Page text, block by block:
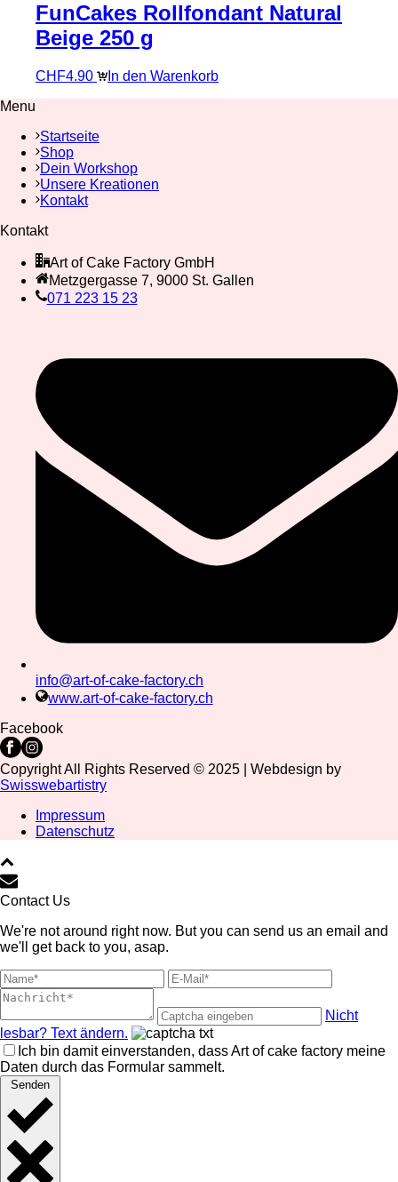
FunCakes Rollfondant Natural
Beige 250 g
CHF4.90
In den Warenkorb
Menu
Startseite
Shop
Dein Workshop
Unsere Kreationen
Kontakt
Kontakt
Art of Cake Factory GmbH
Metzgergasse 7, 9000 St. Gallen
071 223 15 23
info@art-of-cake-factory.ch
www.art-of-cake-factory.ch
Facebook
Copyright All Rights Reserved © 2025 | Webdesign by
Swisswebartistry
Impressum
Datenschutz
Contact Us
We're not around right now. But you can send us an email and
we'll get back to you, asap.
Nicht
lesbar? Text ändern.
Ich bin damit einverstanden, dass Art of cake factory meine
Daten durch das Formular sammelt.
Senden